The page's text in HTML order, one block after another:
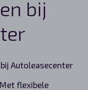
bij
Autoleasecenter
flexibele